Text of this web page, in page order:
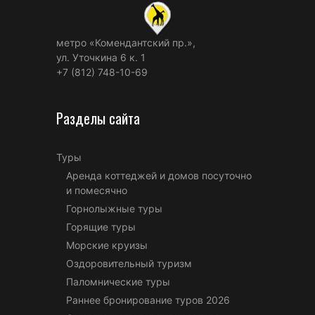
метро «Комендантский пр.»,
ул. Уточкина 6 к. 1
+7 (812) 748-10-69
Разделы сайта
Туры
Аренда коттеджей и домов посуточно
и помесячно
Горнолыжные туры
Горящие туры
Морские круизы
Оздоровительный туризм
Паломнические туры
Раннее бронирование туров 2026